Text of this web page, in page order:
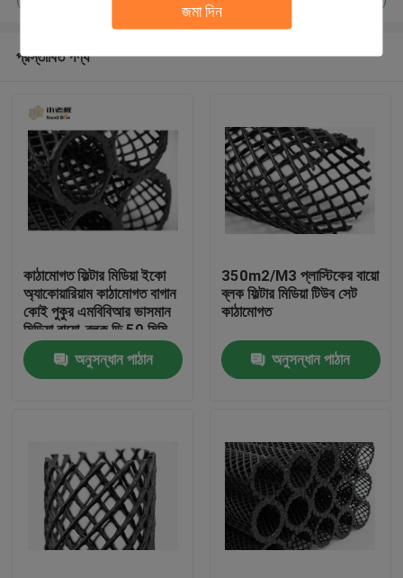
জমা দিন
আমাদের সম্পর্কে
প্রস্তাবিত পণ্য
কাঠামোগত ফিল্টার মিডিয়া ইকো
অ্যাকোয়ারিয়াম কাঠামোগত বাগান
কোই পুকুর এমবিবিআর ভাসমান
মিডিয়া বায়ো-ব্লক ডি 50 মিমি
অনুসন্ধান পাঠান
350m2/M3 প্লাস্টিকের বায়ো
ব্লক ফিল্টার মিডিয়া টিউব সেট
কাঠামোগত
অনুসন্ধান পাঠান